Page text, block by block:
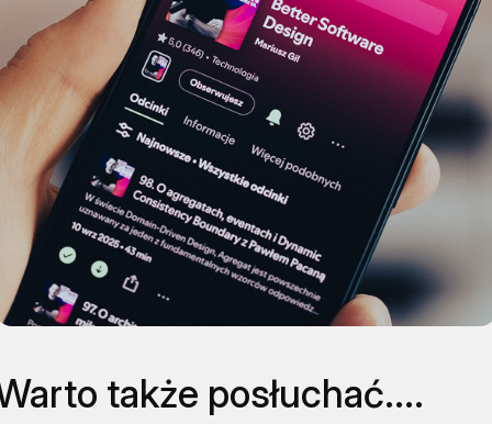
także posłuchać....